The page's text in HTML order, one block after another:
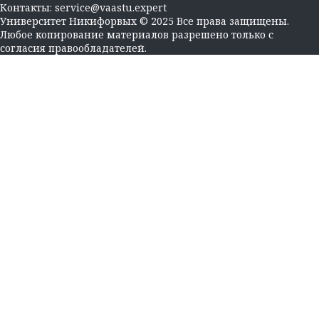
Контакты: service@vaastu.expert
Университет Никифорвых © 2025 Все права защищены.
Любое копирование материалов разрешено только с
согласия правообладателей.